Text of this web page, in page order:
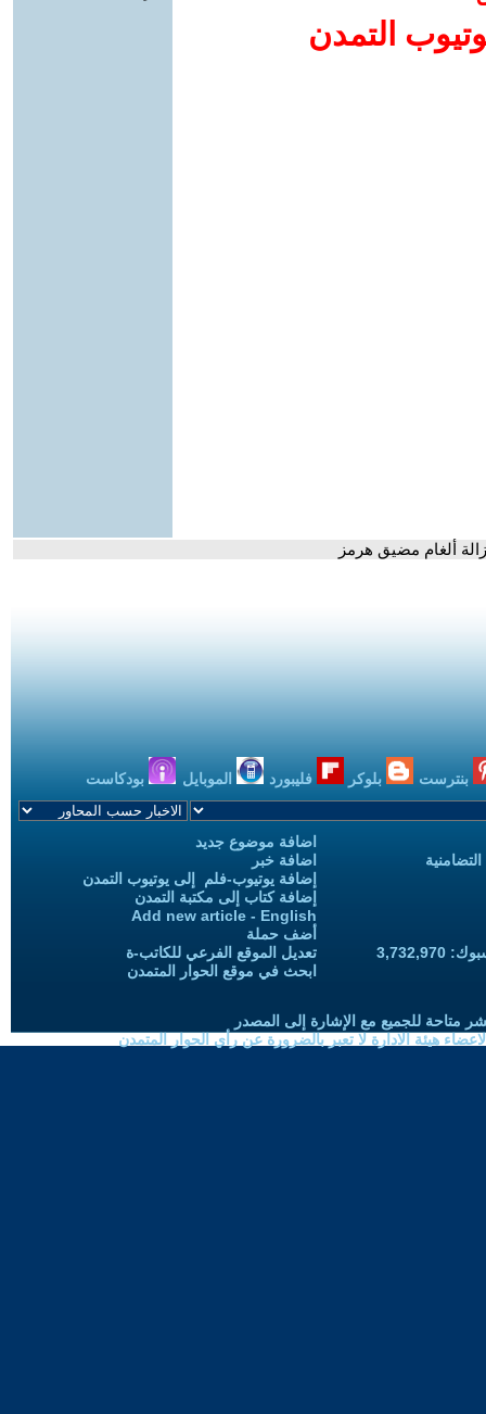
التمدن
ألغام مضيق هرمز
بنترست بلوكر فليبورد الموبايل بودكاست
اضافة موضوع جديد
اضافة خبر
إضافة يوتيوب-فلم إلى يوتيوب التمدن
إضافة كتاب إلى مكتبة التمدن
Add new article - English
أضف حملة
تعديل الموقع الفرعي للكاتب-ة
ابحث في موقع الحوار المتمدن
متاحة للجميع مع الإشارة إلى المصدر
هيئة الادارة لا تعبر بالضرورة عن رأي الحوار المتمدن